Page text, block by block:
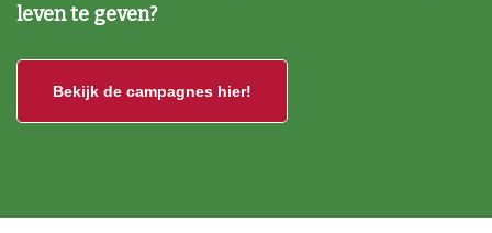
leven te geven?
Bekijk de campagnes hier!